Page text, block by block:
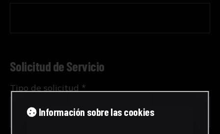
Solicitud de Servicio
Tipo de solicitud *
Información sobre las cookies